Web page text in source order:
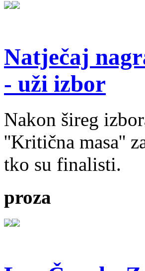
Natječaj
- uži izbor
Nakon šireg
''Kritična masa''
tko su finalisti.
proza